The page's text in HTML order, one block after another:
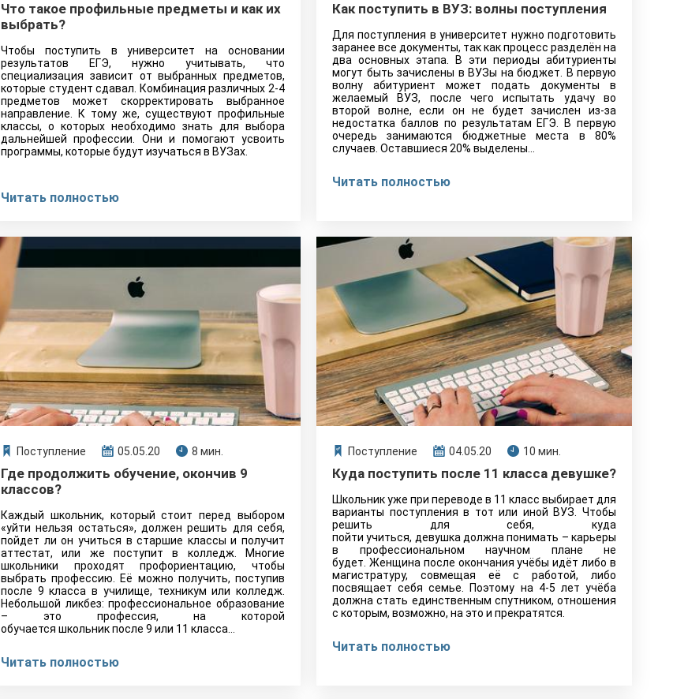
Что такое профильные предметы и как их
выбрать?
Чтобы поступить в университет на основании
результатов ЕГЭ, нужно учитывать, что
специализация зависит от выбранных предметов,
которые студент сдавал. Комбинация различных 2-4
предметов может скорректировать выбранное
направление. К тому же, существуют профильные
классы, о которых необходимо знать для выбора
дальнейшей профессии. Они и помогают усвоить
программы, которые будут изучаться в ВУЗах.
Читать полностью
Как поступить в ВУЗ: волны поступления
Для поступления в университет нужно подготовить
заранее все документы, так как процесс разделён на
два основных этапа. В эти периоды абитуриенты
могут быть зачислены в ВУЗы на бюджет. В первую
волну абитуриент может подать документы в
желаемый ВУЗ, после чего испытать удачу во
второй волне, если он не будет зачислен из-за
недостатка баллов по результатам ЕГЭ. В первую
очередь занимаются бюджетные места в 80%
случаев. Оставшиеся 20% выделены...
Читать полностью
Поступление 05.05.20 8 мин.
Где продолжить обучение, окончив 9
классов?
Каждый школьник, который стоит перед выбором
«уйти нельзя остаться», должен решить для себя,
пойдет ли он учиться в старшие классы и получит
аттестат, или же поступит в колледж. Многие
школьники проходят профориентацию, чтобы
выбрать профессию. Её можно получить, поступив
после 9 класса в училище, техникум или колледж.
Небольшой ликбез: профессиональное образование
– это профессия, на которой
обучается школьник после 9 или 11 класса...
Читать полностью
Поступление 04.05.20 10 мин.
Куда поступить после 11 класса девушке?
Школьник уже при переводе в 11 класс выбирает для
варианты поступления в тот или иной ВУЗ. Чтобы
решить для себя, куда
пойти учиться, девушка должна понимать – карьеры
в профессиональном научном плане не
будет. Женщина после окончания учёбы идёт либо в
магистратуру, совмещая её с работой, либо
посвящает себя семье. Поэтому на 4-5 лет учёба
должна стать единственным спутником, отношения
с которым, возможно, на это и прекратятся.
Читать полностью